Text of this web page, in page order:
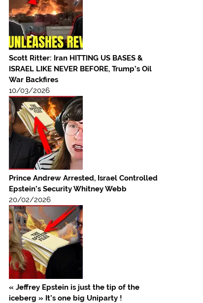
Scott Ritter: Iran HITTING US BASES &
ISRAEL LIKE NEVER BEFORE, Trump’s Oil
War Backfires
10/03/2026
Prince Andrew Arrested, Israel Controlled
Epstein’s Security Whitney Webb
20/02/2026
« Jeffrey Epstein is just the tip of the
iceberg » It’s one big Uniparty !